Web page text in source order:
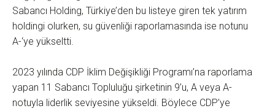
Sabancı Holding, Türkiye’den bu listeye giren tek yatırım
holdingi olurken, su güvenliği raporlamasında ise notunu
A-‘ye yükseltti.
2023 yılında CDP İklim Değişikliği Programı’na raporlama
yapan 11 Sabancı Topluluğu şirketinin 9’u, A veya A-
notuyla liderlik seviyesine yükseldi. Böylece CDP’ye